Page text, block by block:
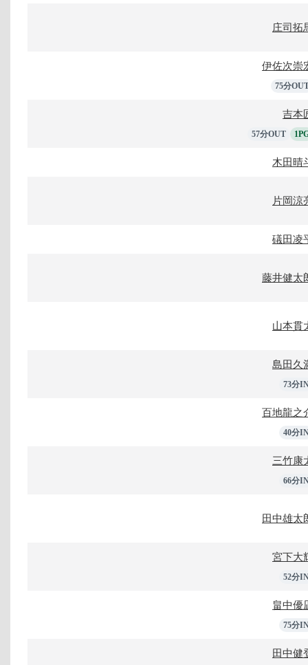
庄司拓
伊佐次崇
75分
吉本
57分OUT
木田晴
片岡涼
礒田凌
藤井健太
山本貫
島田久
73分
百地龍之
40分
三竹康
66分
田中雄太
宮下大
52分
畠中優
75分
田中健